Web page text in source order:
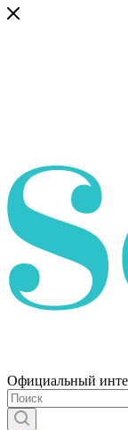
Официальный